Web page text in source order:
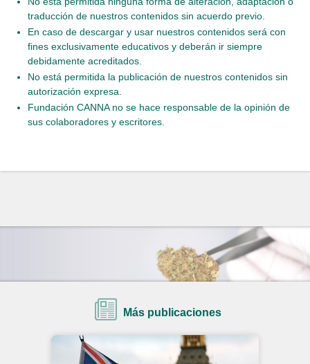
traducción de nuestros contenidos sin acuerdo previo.
En caso de descargar y usar nuestros contenidos será con
fines exclusivamente educativos y deberán ir siempre
debidamente acreditados.
No está permitida la publicación de nuestros contenidos sin
autorización expresa.
Fundación CANNA no se hace responsable de la opinión de
sus colaboradores y escritores.
Más publicaciones